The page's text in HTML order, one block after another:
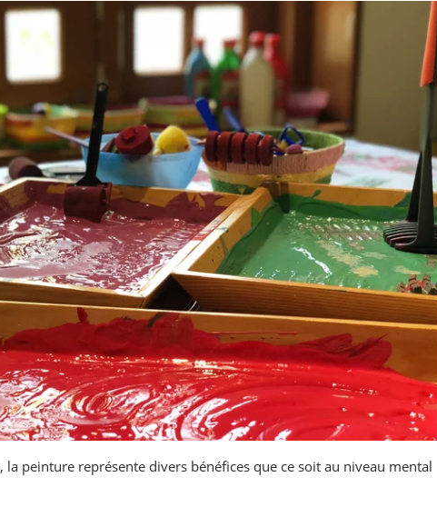
peinture représente divers bénéfices que ce soit au niveau mental